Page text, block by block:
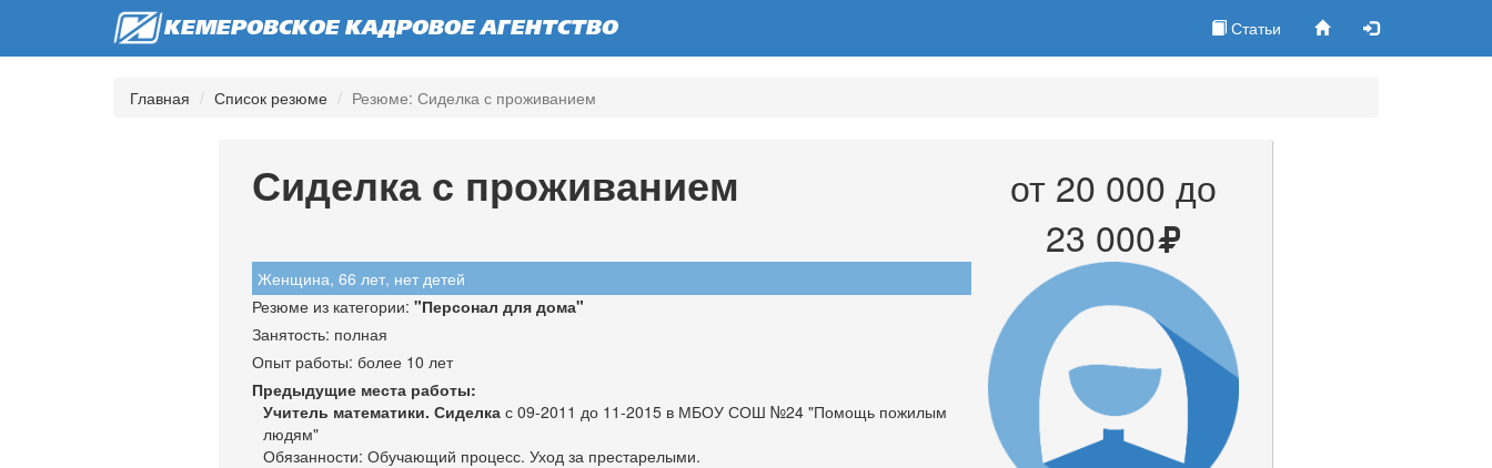
КЕМЕРОВСКОЕ КАДРОВОЕ АГЕНТСТВО Статьи
Главная Список резюме Резюме: Сиделка с проживанием
Сиделка с проживанием
от 20 000 до
23 000
Женщина, 66 лет, нет детей
Резюме из категории: "Персонал для дома"
Занятость: полная
Опыт работы: более 10 лет
Предыдущие места работы:
Учитель математики. Сиделка с 09-2011 до 11-2015 в МБОУ СОШ №24 "Помощь пожилым
людям"
Обязанности: Обучающий процесс. Уход за престарелыми.